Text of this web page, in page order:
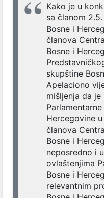
Kako je u
sa članom
Bosne i
članova
Bosne i
skupštine
Apelaciono
mišljenja da
Hercegovine
članova
Bosne i
neposredno i
ovlaštenjima
Bosne i
relevantnim